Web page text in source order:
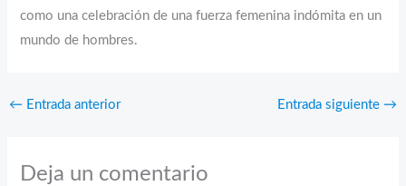
como una celebración de una fuerza femenina indómita en un
mundo de hombres.
← Entrada anterior Entrada siguiente →
Deja un comentario